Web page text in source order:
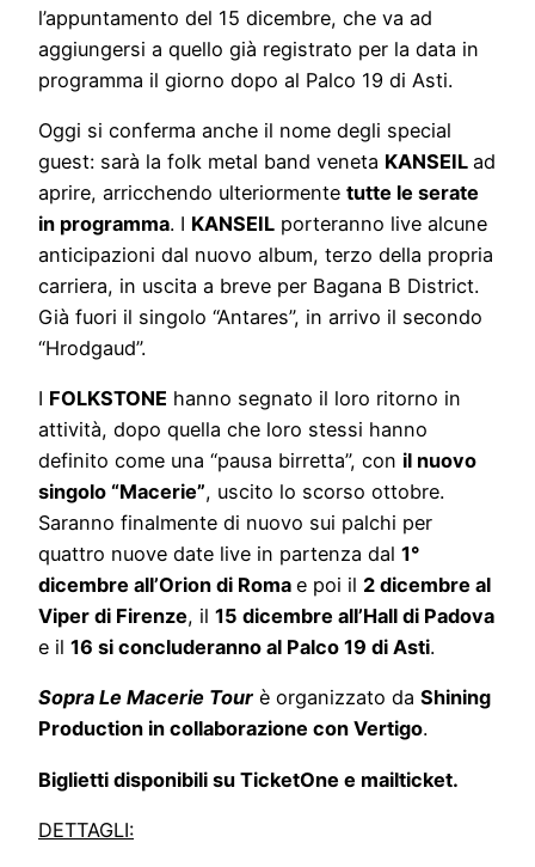
l’appuntamento del 15 dicembre, che va ad
aggiungersi a quello già registrato per la data in
programma il giorno dopo al Palco 19 di Asti.
Oggi si conferma anche il nome degli special
guest: sarà la folk metal band veneta KANSEIL ad
aprire, arricchendo ulteriormente tutte le serate
in programma. I KANSEIL porteranno live alcune
anticipazioni dal nuovo album, terzo della propria
carriera, in uscita a breve per Bagana B District.
Già fuori il singolo “Antares”, in arrivo il secondo
“Hrodgaud”.
I FOLKSTONE hanno segnato il loro ritorno in
attività, dopo quella che loro stessi hanno
definito come una “pausa birretta”, con il nuovo
singolo “Macerie”, uscito lo scorso ottobre.
Saranno finalmente di nuovo sui palchi per
quattro nuove date live in partenza dal 1°
dicembre all’Orion di Roma e poi il 2 dicembre al
Viper di Firenze, il 15 dicembre all’Hall di Padova
e il 16 si concluderanno al Palco 19 di Asti.
Sopra Le Macerie Tour è organizzato da Shining
Production in collaborazione con Vertigo.
Biglietti disponibili su TicketOne e mailticket.
DETTAGLI: